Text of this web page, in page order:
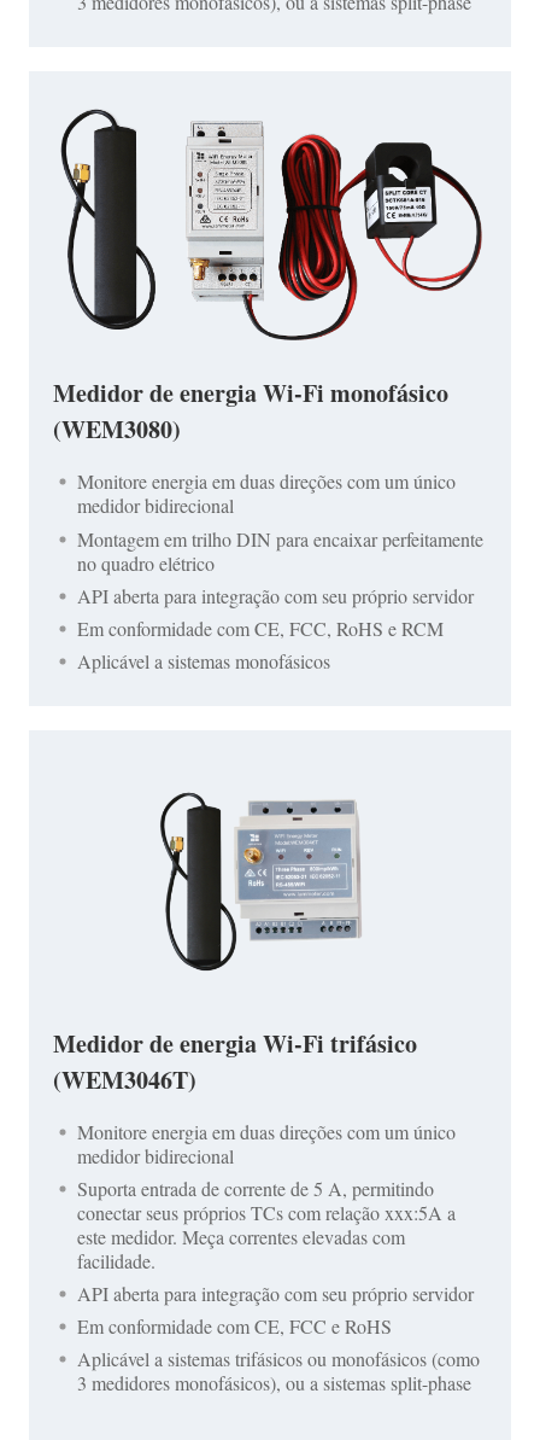
Medidor de energia Wi-Fi monofásico
(WEM3080)
Monitore energia em duas direções com um único
medidor bidirecional
Montagem em trilho DIN para encaixar perfeitamente
no quadro elétrico
API aberta para integração com seu próprio servidor
Em conformidade com CE, FCC, RoHS e RCM
Aplicável a sistemas monofásicos
Medidor de energia Wi-Fi trifásico
(WEM3046T)
Monitore energia em duas direções com um único
medidor bidirecional
Suporta entrada de corrente de 5 A, permitindo
conectar seus próprios TCs com relação xxx:5A a
este medidor. Meça correntes elevadas com
facilidade.
API aberta para integração com seu próprio servidor
Em conformidade com CE, FCC e RoHS
Aplicável a sistemas trifásicos ou monofásicos (como
3 medidores monofásicos), ou a sistemas split-phase